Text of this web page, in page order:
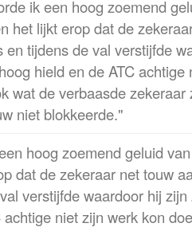
ik een hoog zoemend
het lijkt erop dat de
en tijdens de val verstijfde
hield en de ATC
wat de verbaasde
niet blokkeerde."
hoog zoemend geluid
dat de zekeraar net touw
verstijfde waardoor hij
achtige niet zijn werk kon